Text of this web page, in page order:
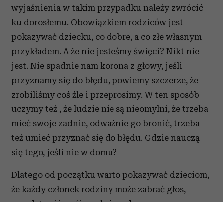
wyjaśnienia w takim przypadku należy zwrócić
ku dorosłemu. Obowiązkiem rodziców jest
pokazywać dziecku, co dobre, a co złe własnym
przykładem. A że nie jesteśmy święci? Nikt nie
jest. Nie spadnie nam korona z głowy, jeśli
przyznamy się do błędu, powiemy szczerze, że
zrobiliśmy coś źle i przeprosimy. W ten sposób
uczymy też , że ludzie nie są nieomylni, że trzeba
mieć swoje zadnie, odważnie go bronić, trzeba
też umieć przyznać się do błędu. Gdzie nauczą
się tego, jeśli nie w domu?
Dlatego od początku warto pokazywać dzieciom,
że każdy członek rodziny może zabrać głos,